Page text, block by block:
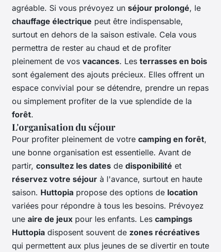
agréable. Si vous prévoyez un séjour prolongé, le
chauffage électrique peut être indispensable,
surtout en dehors de la saison estivale. Cela vous
permettra de rester au chaud et de profiter
pleinement de vos vacances. Les terrasses en bois
sont également des ajouts précieux. Elles offrent un
espace convivial pour se détendre, prendre un repas
ou simplement profiter de la vue splendide de la
forêt.
L'organisation du séjour
Pour profiter pleinement de votre camping en forêt,
une bonne organisation est essentielle. Avant de
partir, consultez les dates de disponibilité et
réservez votre séjour à l'avance, surtout en haute
saison. Huttopia propose des options de location
variées pour répondre à tous les besoins. Prévoyez
une aire de jeux pour les enfants. Les campings
Huttopia disposent souvent de zones récréatives
qui permettent aux plus jeunes de se divertir en toute